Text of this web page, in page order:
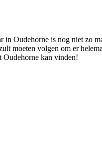
Oudehorne is nog niet zo
moeten volgen om er
Oudehorne kan vinden!